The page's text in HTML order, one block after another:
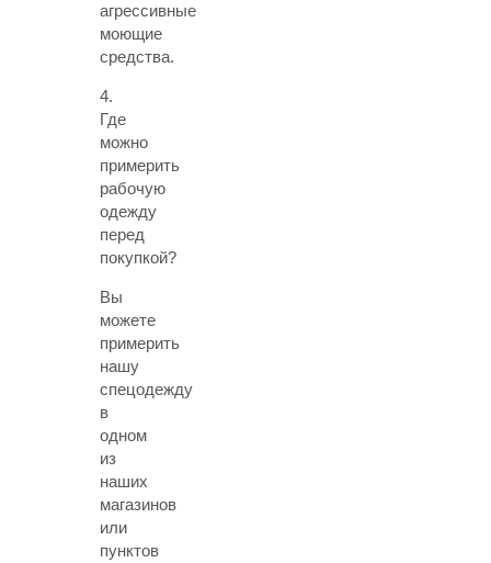
агрессивные
моющие
средства.
4.
Где
можно
примерить
рабочую
одежду
перед
покупкой?
Вы
можете
примерить
нашу
спецодежду
в
одном
из
наших
магазинов
или
пунктов